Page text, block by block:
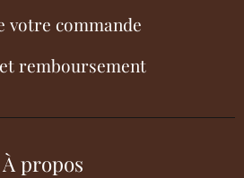
votre commande
remboursement
À propos